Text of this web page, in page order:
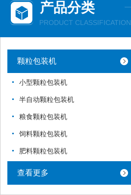
产品分类
PRODUCT CLASSIFICATION
颗粒包装机
小型颗粒包装机
半自动颗粒包装机
粮食颗粒包装机
饲料颗粒包装机
肥料颗粒包装机
查看更多